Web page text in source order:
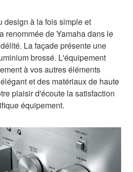
design à la fois simple et
renommée de Yamaha dans le
La façade présente une
brossé. L'équipement
à vos autres éléments
et des matériaux de haute
plaisir d'écoute la satisfaction
équipement.